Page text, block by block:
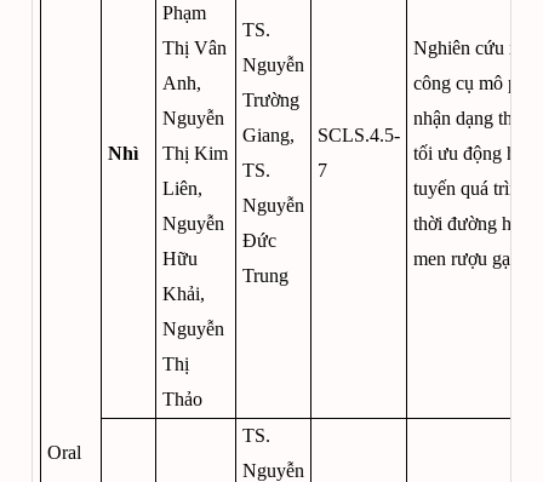
Oral
Nhì
Phạm
Thị Vân
Anh,
Nguyễn
Thị Kim
Liên,
Nguyễn
Hữu
Khải,
Nguyễn
Thị
Thảo
TS.
Nguyễn
Trường
Giang,
TS.
Nguyễn
Đức
Trung
SCLS.4.5-
7
Nghiên cứu xây
công cụ mô
nhận dạng tham
tối ưu động học
tuyến quá trình
thời đường hóa-
men rượu gạo
TS.
Nguyễn